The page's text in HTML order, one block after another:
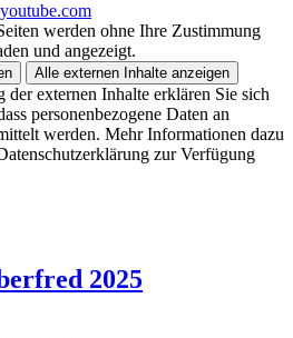
werden ohne Ihre Zustimmung
und angezeigt.
Alle externen Inhalte anzeigen
externen Inhalte erklären Sie sich
personenbezogene Daten an
werden. Mehr Informationen dazu
zur Verfügung
2025